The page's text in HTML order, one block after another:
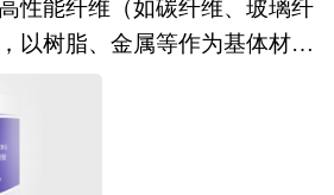
国家海关总署、全国商业信息
杂志的基础信息以及建材行业
供的大量资料。报告对我国建
发展现状、子行业发展变化等
业的市场发展现状和未来发展
告由中研普华咨询公司领衔
市场调研基础上，主要依据了
务部、国家发改委、国家经济
展研究中心、全国商业信息中
性能纤维（如碳纤维、玻璃纤
以树脂、金属等作为基体材
好的延展性、抗腐蚀、隔热、
低）温等特点，广泛应用于航
、建筑等行业。 先进复合材